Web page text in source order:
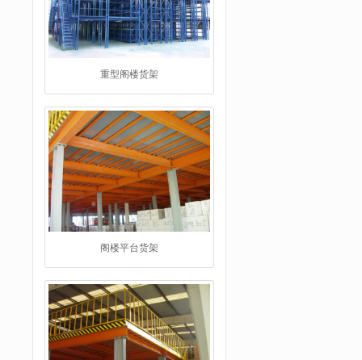
重型阁楼货架
阁楼平台货架